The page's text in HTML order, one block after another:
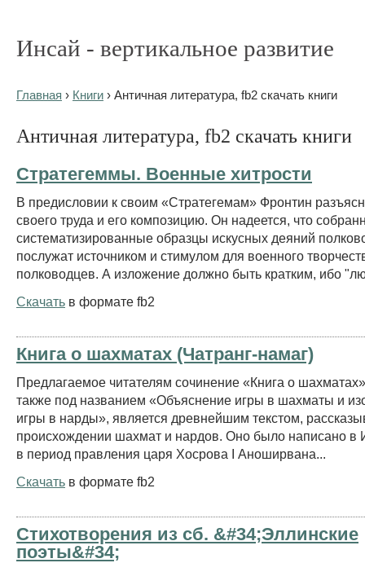
Инсай - вертикальное развитие
Главная › Книги › Античная литература, fb2 скачать книги
Античная литература, fb2 скачать книги
Стратегеммы. Военные хитрости
В предисловии к своим «Стратегемам» Фронтин
своего труда и его композицию. Он надеется, что
систематизированные образцы искусных деяний
послужат источником и стимулом для военного
полководцев. А изложение должно быть кратким, ибо
Скачать в формате fb2
Книга о шахматах (Чатранг-намаг)
Предлагаемое читателям сочинение «Книга о
также под названием «Объяснение игры в шахматы и
игры в нарды», является древнейшим текстом,
происхождении шахмат и нардов. Оно было написано в
в период правления царя Хосрова I Аноширвана...
Скачать в формате fb2
Стихотворения из сб. &#34;Эллинские
поэты&#34;